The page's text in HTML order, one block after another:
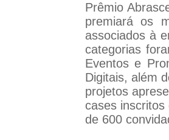
Prêmio
premiará os
associados à
categorias
Eventos e
Digitais, além
projetos
cases
de 600